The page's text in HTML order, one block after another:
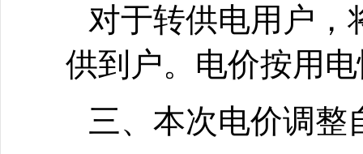
对于转供电用户，
供到户。电价按用
三、本次电价调整